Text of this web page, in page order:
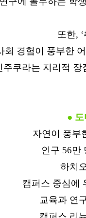
또한,
회 경험이 풍부한
주쿠라는 지리적 장
●
자연이 풍부
인구 56만
하치
캠퍼스 중심에
교육과 연